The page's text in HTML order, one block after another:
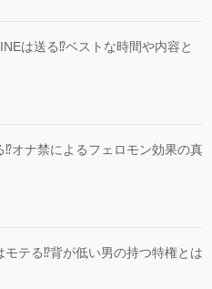
は送る⁉︎ベストな時間や内容と
⁉︎オナ禁によるフェロモン効果の真
モテる⁉︎背が低い男の持つ特権とは